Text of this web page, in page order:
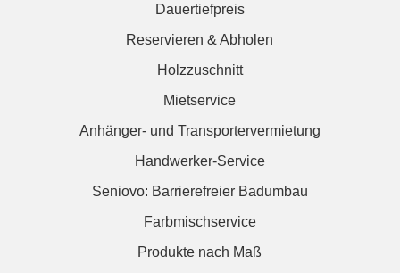
Dauertiefpreis
Reservieren & Abholen
Holzzuschnitt
Mietservice
Anhänger- und Transportervermietung
Handwerker-Service
Seniovo: Barrierefreier Badumbau
Farbmischservice
Produkte nach Maß